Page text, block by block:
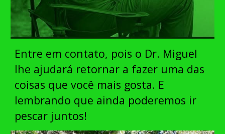
Entre em contato, pois o Dr. Miguel
lhe ajudará retornar a fazer uma das
coisas que você mais gosta. E
lembrando que ainda poderemos ir
pescar juntos!